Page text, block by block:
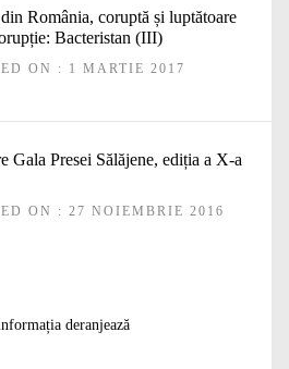
din România, coruptă și luptătoare
Bacteristan (III)
ON : 1 MARTIE 2017
Gala Presei Sălăjene, ediția a X-a
ON : 27 NOIEMBRIE 2016
deranjează